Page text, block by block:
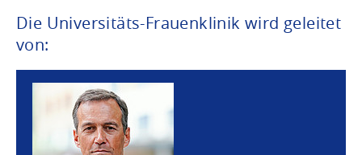
Die Universitäts-Frauenklinik wird geleitet
von: